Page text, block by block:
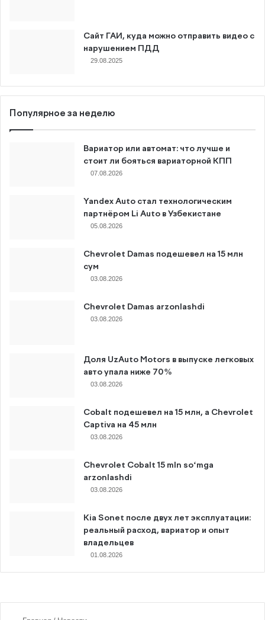
Сайт ГАИ, куда можно отправить видео с
нарушением ПДД
29.08.2025
Популярное за неделю
Вариатор или автомат: что лучше и
стоит ли бояться вариаторной КПП
07.08.2026
Yandex Auto стал технологическим
партнёром Li Auto в Узбекистане
05.08.2026
Chevrolet Damas подешевел на 15 млн
сум
03.08.2026
Chevrolet Damas arzonlashdi
03.08.2026
Доля UzAuto Motors в выпуске легковых
авто упала ниже 70%
03.08.2026
Cobalt подешевел на 15 млн, а Chevrolet
Captiva на 45 млн
03.08.2026
Chevrolet Cobalt 15 mln so‘mga
arzonlashdi
03.08.2026
Kia Sonet после двух лет эксплуатации:
реальный расход, вариатор и опыт
владельцев
01.08.2026